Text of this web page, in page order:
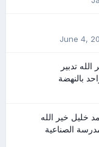
June 4,
تدبير
بالنهضة
خليل خير الله
الصناعية